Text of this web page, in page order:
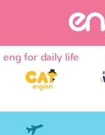
eng for daily life